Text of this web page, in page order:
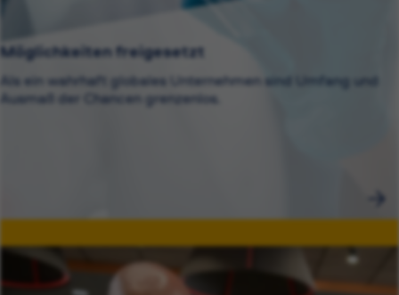
Möglichkeiten freigesetzt
Als ein wahrhaft globales Unternehmen sind Umfang und
Ausmaß der Chancen grenzenlos.